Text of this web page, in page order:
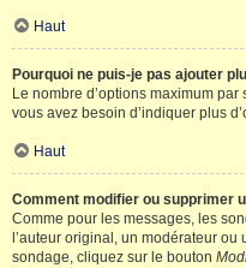
Haut
Pourquoi ne puis-je pas ajouter
Le nombre d’options maximum
vous avez besoin d’indiquer plus
Haut
Comment modifier ou supprimer
Comme pour les messages, les
l’auteur original, un modérateur
sondage, cliquez sur le bouton